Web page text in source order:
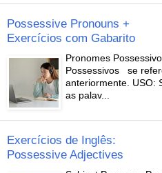
Possessive Pronouns +
Exercícios com Gabarito
Pronomes
Possessivos se
anteriormente. USO:
as palav...
Exercícios de Inglês:
Possessive Adjectives